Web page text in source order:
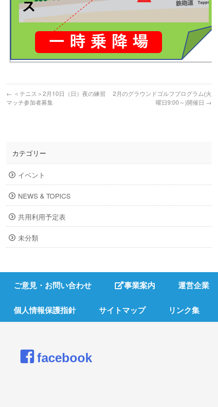
← ＜テニス＞2月10日（日）夜の練習
マッチ参加者募集
2月のグラウンドゴルフプログラム(火
曜日9:00～)開催日 →
カテゴリー
イベント
NEWS & TOPICS
共用利用予定表
未分類
ご意見・お問い合わせ 事業案内 運営企業
個人情報保護指針 サイトマップ リンク集
facebook